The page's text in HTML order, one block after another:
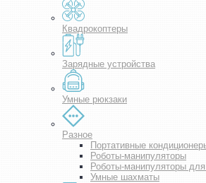
Квадрокоптеры
Зарядные устройства
Умные рюкзаки
Разное
Портативные
Роботы-манипуляторы
Роботы-манипуляторы
Умные шахматы